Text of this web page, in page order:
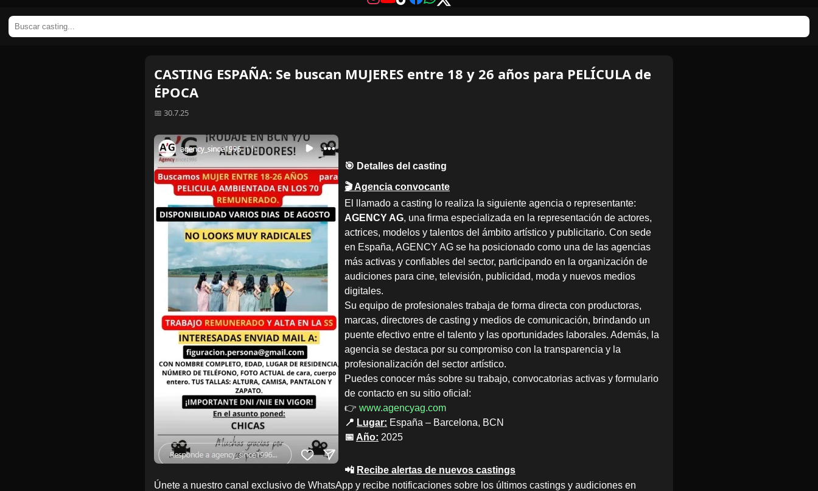
CASTING ESPAÑA: Se buscan MUJERES entre 18 y 26 años para PELÍCULA de
ÉPOCA
📅 30.7.25
🎯 Detalles del casting
🎬 Agencia convocante
El llamado a casting lo realiza la siguiente agencia o representante:
AGENCY AG, una firma especializada en la representación de actores,
actrices, modelos y talentos del ámbito artístico y publicitario. Con sede
en España, AGENCY AG se ha posicionado como una de las agencias
más activas y confiables del sector, participando en la organización de
audiciones para cine, televisión, publicidad, moda y nuevos medios
digitales.
Su equipo de profesionales trabaja de forma directa con productoras,
marcas, directores de casting y medios de comunicación, brindando un
puente efectivo entre el talento y las oportunidades laborales. Además, la
agencia se destaca por su compromiso con la transparencia y la
profesionalización del sector artístico.
Puedes conocer más sobre su trabajo, convocatorias activas y formulario
de contacto en su sitio oficial:
👉 www.agencyag.com
📍 Lugar: España – Barcelona, BCN
📅 Año: 2025
📲 Recibe alertas de nuevos castings
Únete a nuestro canal exclusivo de WhatsApp y recibe notificaciones sobre los últimos castings y audiciones en